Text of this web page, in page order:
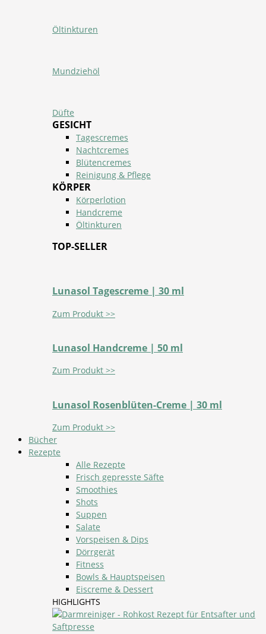
Öltinkturen
Mundziehöl
Düfte
GESICHT
Tagescremes
Nachtcremes
Blütencremes
Reinigung & Pflege
KÖRPER
Körperlotion
Handcreme
Öltinkturen
TOP-SELLER
Lunasol Tagescreme | 30 ml
Zum Produkt >>
Lunasol Handcreme | 50 ml
Zum Produkt >>
Lunasol Rosenblüten-Creme | 30 ml
Zum Produkt >>
Bücher
Rezepte
Alle Rezepte
Frisch gepresste Säfte
Smoothies
Shots
Suppen
Salate
Vorspeisen & Dips
Dörrgerät
Fitness
Bowls & Hauptspeisen
Eiscreme & Dessert
HIGHLIGHTS